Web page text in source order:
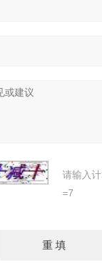
请输入
=7